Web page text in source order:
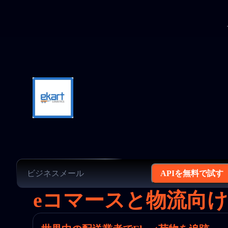
APIを無料で試す
eコマースと物流向